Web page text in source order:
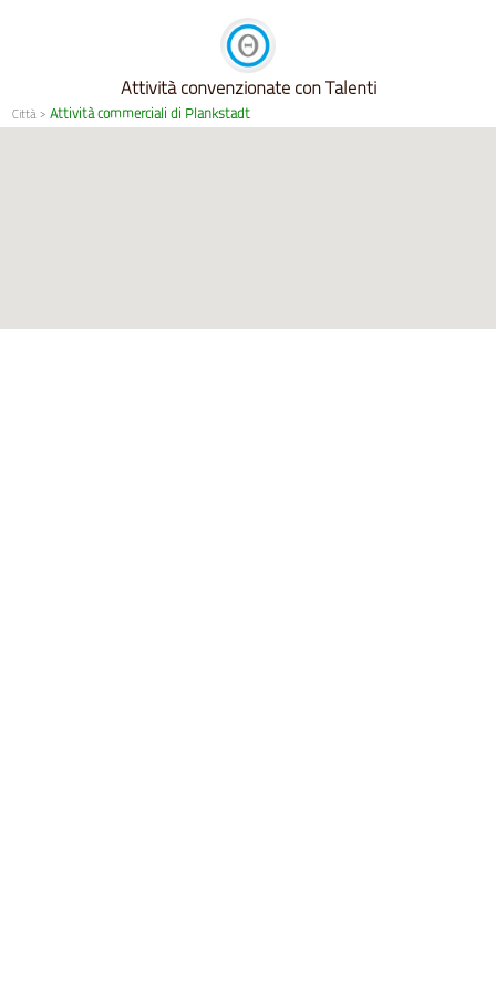
Attività convenzionate con Talenti
Città >Attività commerciali di Plankstadt